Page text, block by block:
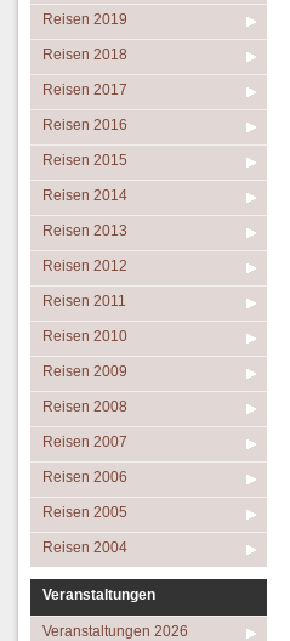
Reisen 2019
Reisen 2018
Reisen 2017
Reisen 2016
Reisen 2015
Reisen 2014
Reisen 2013
Reisen 2012
Reisen 2011
Reisen 2010
Reisen 2009
Reisen 2008
Reisen 2007
Reisen 2006
Reisen 2005
Reisen 2004
Veranstaltungen
Veranstaltungen 2026